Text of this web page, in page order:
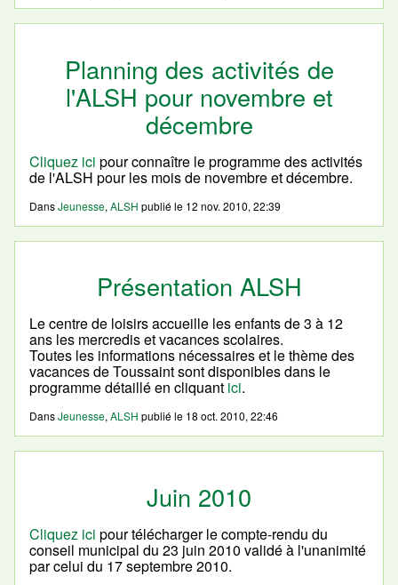
Planning des activités de
l'ALSH pour novembre et
décembre
Cliquez ici pour connaître le programme des activités
de l'ALSH pour les mois de novembre et décembre.
DansJeunesse, ALSH publié le 12 nov. 2010, 22:39
Présentation ALSH
Le centre de loisirs accueille les enfants de 3 à 12
ans les mercredis et vacances scolaires.
Toutes les informations nécessaires et le thème des
vacances de Toussaint sont disponibles dans le
programme détaillé en cliquant ici.
DansJeunesse, ALSH publié le 18 oct. 2010, 22:46
Juin 2010
Cliquez ici pour télécharger le compte-rendu du
conseil municipal du 23 juin 2010 validé à l'unanimité
par celui du 17 septembre 2010.